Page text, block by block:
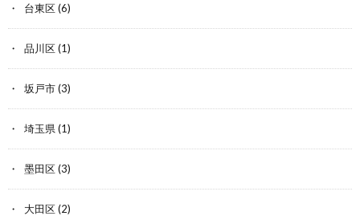
台東区(6)
品川区(1)
坂戸市(3)
埼玉県(1)
墨田区(3)
大田区(2)